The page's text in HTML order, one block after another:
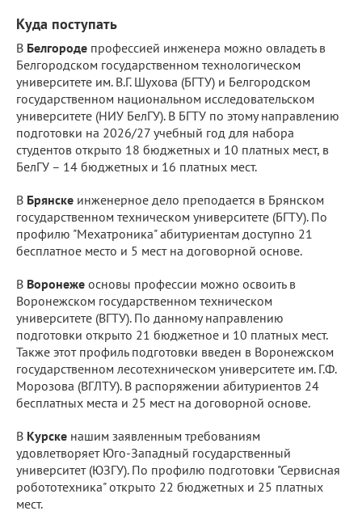
Куда поступать
В Белгороде профессией инженера можно овладеть в
Белгородском государственном технологическом
университете им. В.Г. Шухова (БГТУ) и Белгородском
государственном национальном исследовательском
университете (НИУ БелГУ). В БГТУ по этому направлению
подготовки на 2026/27 учебный год для набора
студентов открыто 18 бюджетных и 10 платных мест, в
БелГУ – 14 бюджетных и 16 платных мест.
В Брянске инженерное дело преподается в Брянском
государственном техническом университете (БГТУ). По
профилю "Мехатроника" абитуриентам доступно 21
бесплатное место и 5 мест на договорной основе.
В Воронеже основы профессии можно освоить в
Воронежском государственном техническом
университете (ВГТУ). По данному направлению
подготовки открыто 21 бюджетное и 10 платных мест.
Также этот профиль подготовки введен в Воронежском
государственном лесотехническом университете им. Г.Ф.
Морозова (ВГЛТУ). В распоряжении абитуриентов 24
бесплатных места и 25 мест на договорной основе.
В Курске нашим заявленным требованиям
удовлетворяет Юго-Западный государственный
университет (ЮЗГУ). По профилю подготовки "Сервисная
робототехника" открыто 22 бюджетных и 25 платных
мест.